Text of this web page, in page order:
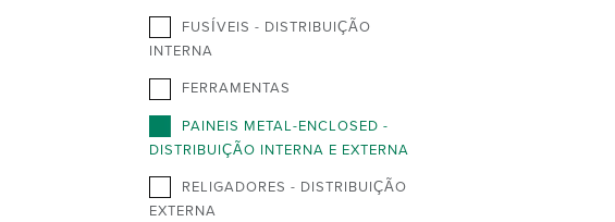
FUSÍVEIS - DISTRIBUIÇÃO
INTERNA
FERRAMENTAS
PAINEIS METAL-ENCLOSED -
DISTRIBUIÇÃO INTERNA E EXTERNA
RELIGADORES - DISTRIBUIÇÃO
EXTERNA